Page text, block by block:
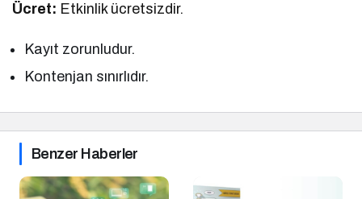
Ücret: Etkinlik ücretsizdir.
Kayıt zorunludur.
Kontenjan sınırlıdır.
Benzer Haberler